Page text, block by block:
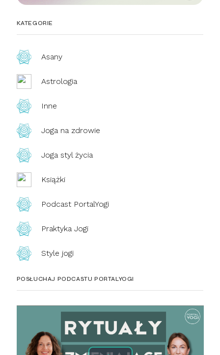
KATEGORIE
Asany
Astrologia
Inne
Joga na zdrowie
Joga styl życia
Książki
Podcast PortalYogi
Praktyka Jogi
Style jogi
POSŁUCHAJ PODCASTU PORTALYOGI